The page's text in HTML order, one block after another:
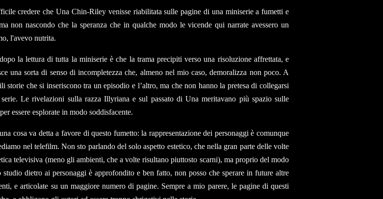
credere che Una Chin-Riley venisse riabilitata sulle pagine di una miniserie a fumetti e
non nascondo che la speranza che in qualche modo le vicende qui narrate avessero un
l'avevo nutrita.
la lettura di tutta la miniserie è che la trama precipiti verso una risoluzione affrettata, e
una sorta di senso di incompletezza che, almeno nel mio caso, demoralizza non poco. A
storie che si inseriscono tra un episodio e l’altro, ma che non hanno la pretesa di collegarsi
Le rivelazioni sulla razza Illyriana e sul passato di Una meritavano più spazio sulle
essere esplorate in modo soddisfacente.
cosa va detta a favore di questo fumetto: la rappresentazione dei personaggi è comunque
nel telefilm. Non sto parlando del solo aspetto estetico, che nella gran parte delle volte
televisiva (meno gli ambienti, che a volte risultano piuttosto scarni), ma proprio del modo
dietro ai personaggi è approfondito e ben fatto, non posso che sperare in future altre
e articolate su un maggiore numero di pagine. Sempre a mio parere, le pagine di questi